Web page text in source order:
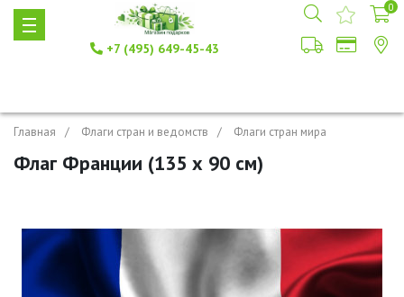
+7 (495) 649-45-43
0
Главная Флаги стран и ведомств Флаги стран мира
Флаг Франции (135 х 90 см)